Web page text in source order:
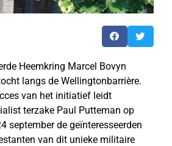
Heemkring Marcel Bovyn
langs de Wellingtonbarrière.
van het initiatief leidt
terzake Paul Putteman op
september de geïnteresseerden
van dit unieke militaire